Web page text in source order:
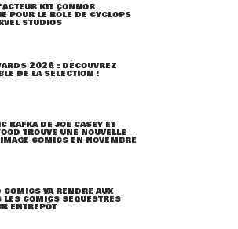
KIT CONNOR
POUR LE RÔLE DE CYCLOPS
STUDIOS
2026 : DÉCOUVREZ
DE LA SÉLECTION !
KAFKA DE JOE CASEY ET
TROUVE UNE NOUVELLE
COMICS EN NOVEMBRE
VA RENDRE AUX
LES COMICS SÉQUESTRÉS
ENTREPÔT